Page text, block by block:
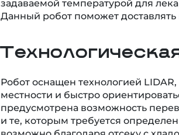
Данный робот поможет
Робот оснащен технологией
местности и быстро
предусмотрена возможность
и те, которым требуется
возможно благодаря отсеку с